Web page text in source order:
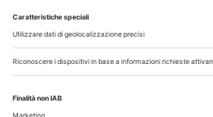
©2026 Edra S.p.a | www.edraspa.it
| Tel. 02/881841 | Sede legale:
20134 Milano (Italy)